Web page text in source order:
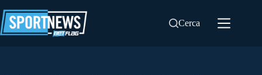
al
contenuto
Cerca